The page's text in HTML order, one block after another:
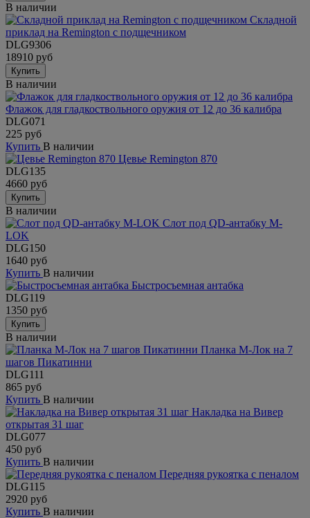
В наличии
Складной
приклад на Remington с подщечником
DLG9306
18910 руб
Купить
В наличии
Флажок для гладкоствольного оружия от 12 до 36 калибра
DLG071
225 руб
Купить В наличии
Цевье Remington 870
DLG135
4660 руб
Купить
В наличии
Слот под QD-антабку M-
LOK
DLG150
1640 руб
Купить В наличии
Быстросъемная антабка
DLG119
1350 руб
Купить
В наличии
Планка М-Лок на 7
шагов Пикатинни
DLG111
865 руб
Купить В наличии
Накладка на Вивер
открытая 31 шаг
DLG077
450 руб
Купить В наличии
Передняя рукоятка с пеналом
DLG115
2920 руб
Купить В наличии